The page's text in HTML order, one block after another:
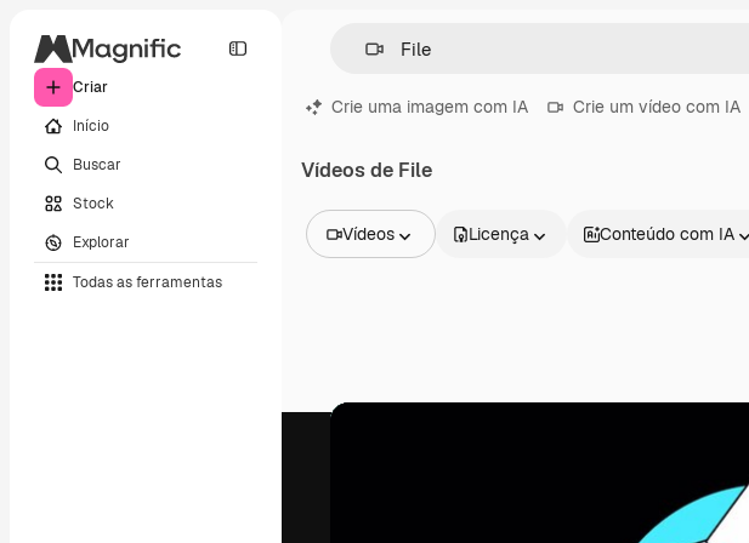
Criar
Início
Buscar
Stock
Explorar
Todas as ferramentas
Crie uma imagem com IA Crie um vídeo com IA
Vídeos de File
Vídeos
Vídeos
Licença Conteúdo com IA